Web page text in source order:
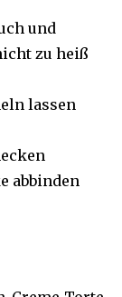
und
zu heiß
lassen
abbinden